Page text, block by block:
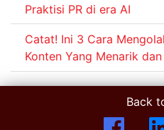
Praktisi PR di era AI
Catat! Ini 3 Cara
Konten Yang Menarik
Back